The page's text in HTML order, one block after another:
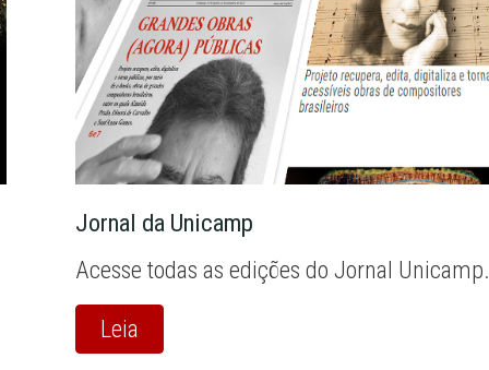
Jornal da Unicamp
Acesse todas as edições do Jornal Unicamp.
Leia